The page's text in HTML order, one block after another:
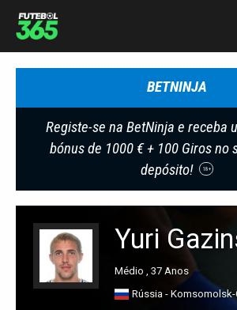
BETNINJA
Registe-se na BetNinja e receba
bónus de 1000 € + 100 Giros no
depósito!
18+
Yuri
Médio , 37 Anos
Rússia - Komsomolsk-